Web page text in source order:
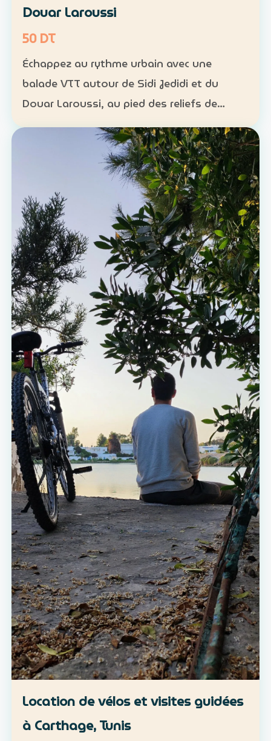
Douar Laroussi
50 DT
Échappez au rythme urbain avec une
balade VTT autour de Sidi Jedidi et du
Douar Laroussi, au pied des reliefs de
Hammamet. Durée : environ 1 h à 1 h 30
Niveau : intermédiaire Groupe : de 8 à 11
participants Tarif : 50 …
Location de vélos et visites guidées
à Carthage, Tunis